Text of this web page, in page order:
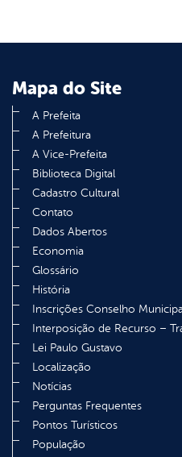
Mapa do Site
A Prefeita
A Prefeitura
A Vice-Prefeita
Biblioteca Digital
Cadastro Cultural
Contato
Dados Abertos
Economia
Glossário
História
Inscrições Conselho
Interposição de Recurso –
Lei Paulo Gustavo
Localização
Notícias
Perguntas Frequentes
Pontos Turísticos
População